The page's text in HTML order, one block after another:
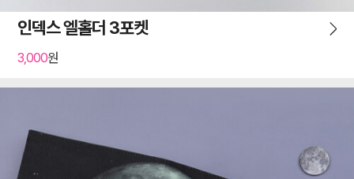
인덱스 엘홀더 3포켓
3,000원